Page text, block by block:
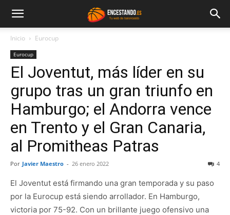
Inicio Eurocup
Eurocup
El Joventut, más líder en su
grupo tras un gran triunfo en
Hamburgo; el Andorra vence
en Trento y el Gran Canaria,
al Promitheas Patras
Por Javier Maestro - 26 enero 2022 4
El Joventut está firmando una gran temporada y su paso
por la Eurocup está siendo arrollador. En Hamburgo,
victoria por 75-92. Con un brillante juego ofensivo una